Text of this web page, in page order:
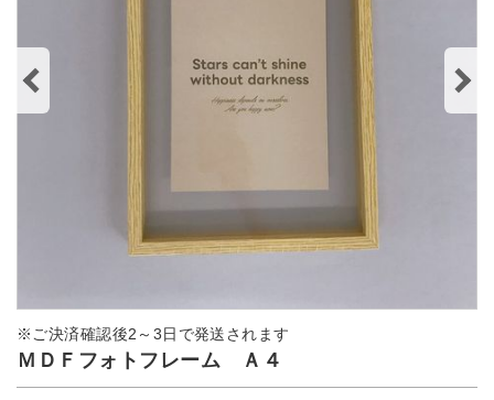
※ご決済確認後2～3日で発送されます
ＭＤＦフォトフレーム Ａ４